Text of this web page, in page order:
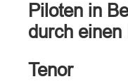
Piloten in
durch einen
Tenor